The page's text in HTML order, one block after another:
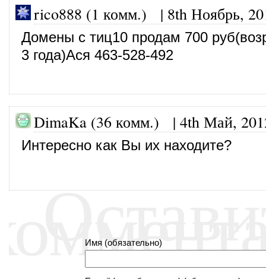
rico888 (1 комм.) | 8th Ноябрь,
Домены с тиц10 продам 700
3 года)Ася 463-528-492
DimaKa (36 комм.) | 4th Май,
Интересно как Вы их находите?
Имя (обязательно)